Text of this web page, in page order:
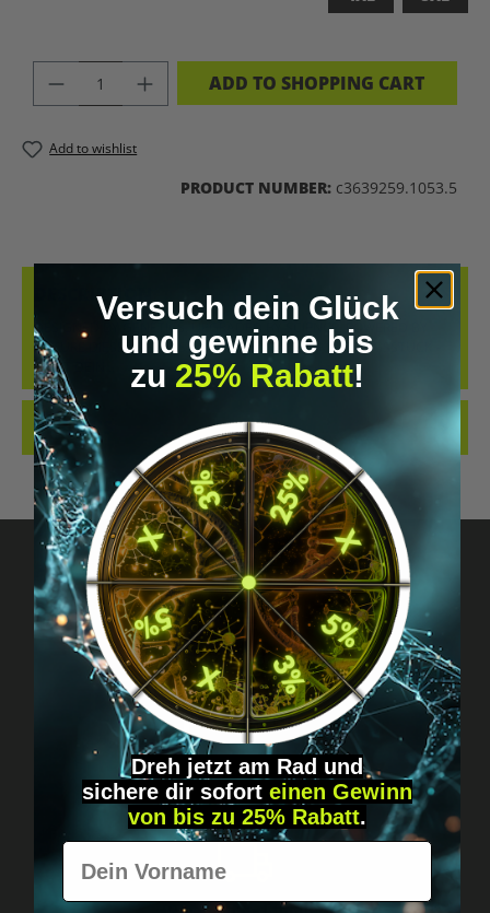
PRODUCT QUANTITY: ENTER THE
ADD TO SHOPPING CART
Add to wishlist
PRODUCT NUMBER: c3639259.1053.5
DESCRIPTION
DESIGNED BY GENETICS. UPGRADED BY SCIENCE. POWERED BY
NATURE.DIESES SHIRT IST MEHR ALS NUR EIN KLEIDUNGSSTÜCK –
ES IST DEIN…
MORE
REVIEWS
Got questions? Just message us!
Discreet, direct &
personal.
Versuch dein Glück
und gewinne bis
zu 25% Rabatt!
Dreh jetzt am Rad und
sichere dir sofort einen Gewinn
von bis zu 25% Rabatt.
Vorname